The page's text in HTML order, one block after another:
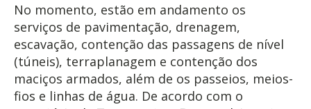
No momento, estão em andamento os
serviços de pavimentação, drenagem,
escavação, contenção das passagens de nível
(túneis), terraplanagem e contenção dos
maciços armados, além de os passeios, meios-
fios e linhas de água. De acordo com o